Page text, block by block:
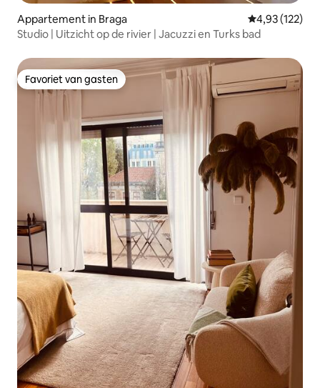
Appartement in Braga Gemiddelde
4,93 (122)
Studio | Uitzicht op de rivier | Jacuzzi en Turks bad
Favoriet van gasten
Favoriet van gasten